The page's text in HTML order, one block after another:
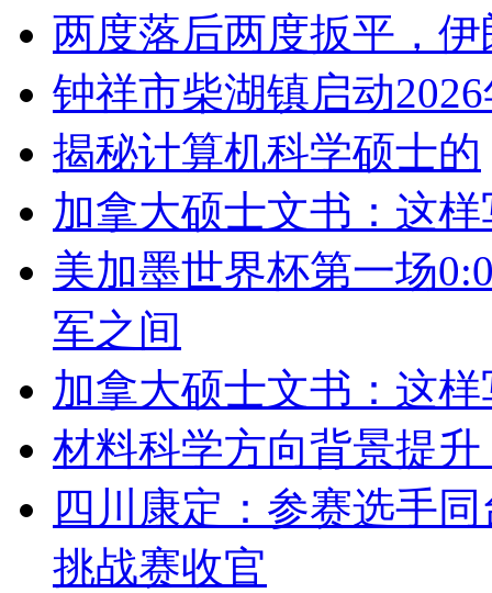
两度落后两度扳平，
钟祥市柴湖镇启动
揭秘计算机科学硕士的
加拿大硕士文书：这
美加墨世界杯第一场
军之间
加拿大硕士文书：这
材料科学方向背景提
四川康定：参赛选手
挑战赛收官